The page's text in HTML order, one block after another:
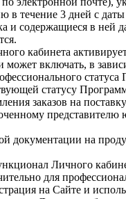
в течение 3 дней с
и содержащиеся в ней
кабинета
может включать, в
статуса
статусу
заказов на
представителю
документации на
Личного
для
на Сайте и